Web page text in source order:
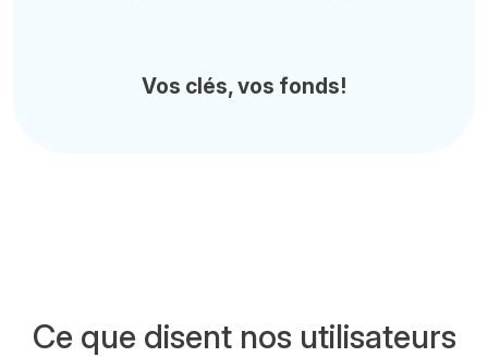
Vos clés, vos fonds!
Ce que disent nos utilisateurs